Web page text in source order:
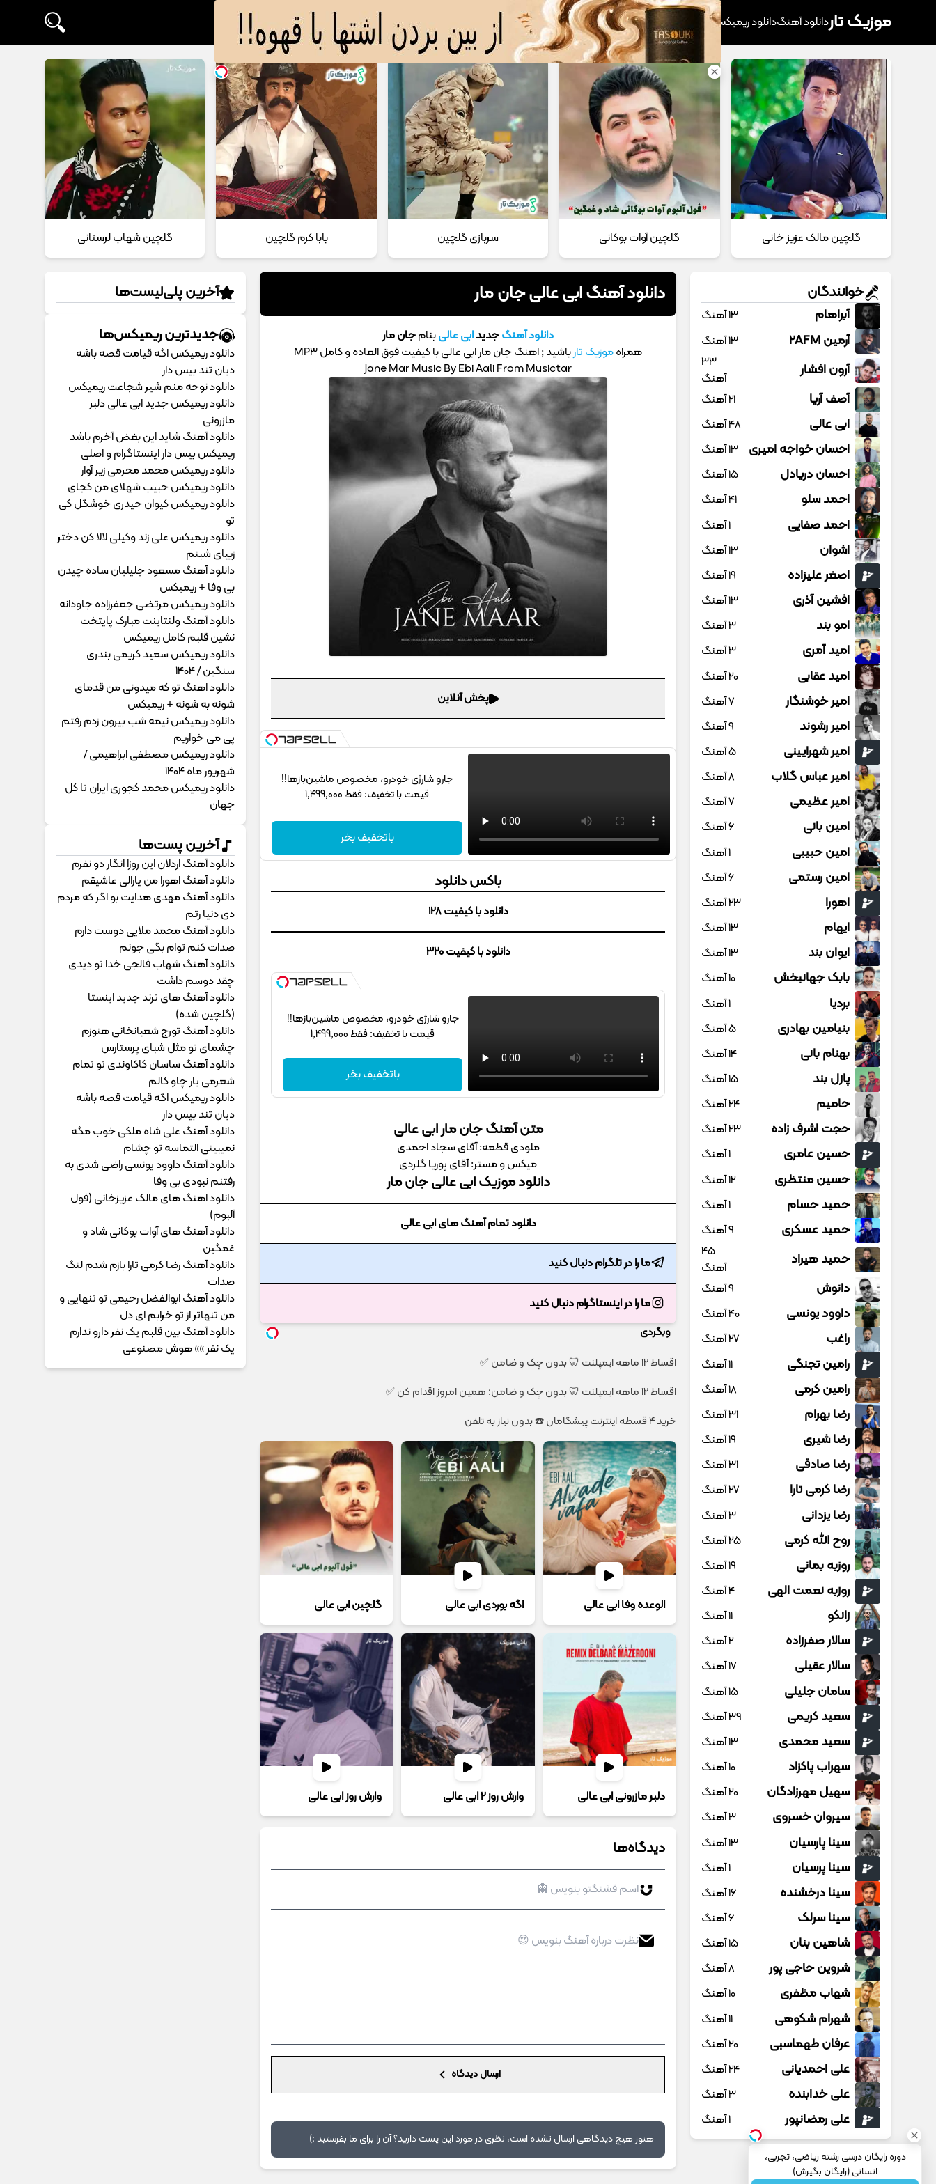
موزیک تاردانلود آهنگدانلود ریمیکسآهنگ پرطرفدار دانلود مداحیتماس با ما
گلچین مالک عزیز خانی گلچین آوات بوکانی سربازی گلچین بابا کرم گلچین گلچین شهاب لرستانی
دانلود آهنگ ابی عالی جان مار
دانلود آهنگجدیدابی عالیبنامجان مار
همراهموزیک تارباشید ; اهنگ جان مار ابی عالی با کیفیت فوق العاده و کامل MP3
Jane Mar Music By Ebi Aali From Musictar
پخش آنلاین
جارو شارژی خودرو، مخصوص ماشین‌باز‌ها!!
قیمت با تخفیف: فقط 1,499,000
باتخفیف بخر
باکس دانلود
دانلود با کیفیت 128
دانلود با کیفیت 320
جارو شارژی خودرو، مخصوص ماشین‌باز‌ها!!
قیمت با تخفیف: فقط 1,499,000
باتخفیف بخر
متن آهنگ جان مار ابی عالی
ملودی قطعه: آقای سجاد احمدی
میکس و مستر: آقای پوریا گلردی
دانلود موزیک ابی عالی جان مار
دانلود تمام آهنگ های ابی عالی
ما را در تلگرام دنبال کنید
ما را در اینستاگرام دنبال کنید
وبگردی
اقساط ۱۲ ماهه ایمپلنت 🦷 بدون چک و ضامن ✅
اقساط ۱۲ ماهه ایمپلنت 🦷 بدون چک و ضامن؛ همین امروز اقدام کن ✅
خرید 4 قسطه اینترنت پیشگامان ☎️ بدون نیاز به تلفن
الوعده وفا ابی عالی اگه بوردی ابی عالی گلچین ابی عالی
دلبر مازرونی ابی عالی وارش روز 2 ابی عالی وارش روز ابی عالی
دیدگاه‌ها
ارسال دیدگاه
هنوز هیچ دیدگاهی ارسال نشده است، نظری در مورد این پست دارید؟ آن را برای ما بفرستید ;)
خوانندگان
آبراهام 13 آهنگ
آرمین 2AFM 13 آهنگ
آرون افشار
33
آهنگ
آصف آریا 21 آهنگ
ابی عالی 48 آهنگ
احسان خواجه امیری 13 آهنگ
احسان دریادل 15 آهنگ
احمد سلو 41 آهنگ
احمد صفایی 1 آهنگ
اشوان 13 آهنگ
اصغر علیزاده 19 آهنگ
افشین آذری 13 آهنگ
امو بند 3 آهنگ
امید آمری 3 آهنگ
امید عقابی 20 آهنگ
امیر خوشنگار 7 آهنگ
امیر رشوند 9 آهنگ
امیر شهرایینی 5 آهنگ
امیر عباس گلاب 8 آهنگ
امیر عظیمی 7 آهنگ
امین بانی 6 آهنگ
امین حبیبی 1 آهنگ
امین رستمی 6 آهنگ
اهورا 23 آهنگ
ایهام 13 آهنگ
ایوان بند 13 آهنگ
بابک جهانبخش 10 آهنگ
بردیا 1 آهنگ
بنیامین بهادری 5 آهنگ
بهنام بانی 14 آهنگ
پازل بند 15 آهنگ
حامیم 24 آهنگ
حجت اشرف زاده 23 آهنگ
حسین عامری 1 آهنگ
حسین منتظری 12 آهنگ
حمید حسام 1 آهنگ
حمید عسکری 9 آهنگ
حمید هیراد
45
آهنگ
دانوش 9 آهنگ
داوود یونسی 40 آهنگ
راغب 27 آهنگ
رامین تجنگی 11 آهنگ
رامین کرمی 18 آهنگ
رضا بهرام 31 آهنگ
رضا شیری 19 آهنگ
رضا صادقی 31 آهنگ
رضا کرمی تارا 27 آهنگ
رضا یزدانی 3 آهنگ
روح الله کرمی 25 آهنگ
روزبه بمانی 19 آهنگ
روزبه نعمت الهی 4 آهنگ
زانکو 11 آهنگ
سالار صفرزاده 2 آهنگ
سالار عقیلی 17 آهنگ
سامان جلیلی 15 آهنگ
سعید کریمی 39 آهنگ
سعید محمدی 13 آهنگ
سهراب پاکزاد 10 آهنگ
سهیل مهرزادگان 20 آهنگ
سیروان خسروی 3 آهنگ
سینا پارسیان 13 آهنگ
سینا پرسیان 1 آهنگ
سینا درخشنده 16 آهنگ
سینا سرلک 6 آهنگ
شاهین بنان 15 آهنگ
شروین حاجی پور 8 آهنگ
شهاب مظفری 10 آهنگ
شهرام شکوهی 11 آهنگ
عرفان طهماسبی 20 آهنگ
علی احمدیانی 24 آهنگ
علی خدابنده 3 آهنگ
علی رمضانپور 1 آهنگ
علی زند وکیلی
علی عباسی
آخرین پلی‌لیست‌ها
جدیدترین ریمیکس‌ها
دانلود ریمیکس اگه قیامت قصه باشه
دیان تند بیس دار
دانلود نوحه منم شیر شجاعت ریمیکس
دانلود ریمیکس جدید ابی عالی دلبر
مازرونی
دانلود آهنگ شاید این بغض آخرم باشد
ریمیکس بیس دار اینستاگرام و اصلی
دانلود ریمیکس محمد محرمی زیر آوار
دانلود ریمیکس حبیب شهلای من کجای
دانلود ریمیکس کیوان حیدری خوشگل کی
تو
دانلود ریمیکس علی زند وکیلی لالا کن دختر
زیبای شبنم
دانلود آهنگ مسعود جلیلیان ساده چیدن
بی وفا + ریمیکس
دانلود ریمیکس مرتضی جعفرزاده جاودانه
دانلود آهنگ ولنتاینت مبارک پایتخت
نشین قلبم کامل ریمیکس
دانلود ریمیکس سعید کریمی بندری
سنگین / 1404
دانلود اهنگ تو که میدونی من قدمای
شونه به شونه + ریمیکس
دانلود ریمیکس نیمه شب بیرون زدم رفتم
پی می خواریم
دانلود ریمیکس مصطفی ابراهیمی /
شهریور ماه 1404
دانلود ریمیکس محمد کجوری ایران تا کل
جهان
آخرین پست‌ها
دانلود آهنگ اردلان این روزا انگار دو نفرم
دانلود آهنگ اهورا من یارالی عاشیقم
دانلود آهنگ مهدی هدایت بو اگر که مردم
دی دنیا رتم
دانلود آهنگ محمد ملایی دوﺳﺖ دارم
ﺻﺪات ﻛﻨﻢ ﺗﻮام ﺑﮕﻰ ﺟﻮﻧﻢ
دانلود آهنگ شهاب فالجی خدا تو دیدی
چقد دوسم داشت
دانلود آهنگ های ترند جدید اینستا
(گلچین شده)
دانلود آهنگ تورج شعبانخانی هنوزم
چشمای تو مثل شبای پرستارس
دانلود آهنگ ساسان کاکاوندی تو تمام
شعرمی یار چاو کالم
دانلود ریمیکس اگه قیامت قصه باشه
دیان تند بیس دار
دانلود آهنگ علی شاه ملکی خوب مگه
نمیبینی التماسه تو چشام
دانلود آهنگ داوود یونسی راﺿﻰ ﺷﺪی ﺑﻪ
رﻓﺘﻨﻢ ﻧﺒﻮدی ﺑﻰ وﻓﺎ
دانلود اهنگ های مالک عزیزخانی (فول
آلبوم)
دانلود آهنگ های آوات بوکانی شاد و
غمگین
دانلود آهنگ رضا کرمی تارا بازم شدم لنگ
صدات
دانلود آهنگ ابوالفضل رحیمی ﺗﻮ ﺗﻨﻬﺎﻳﻰ و
ﻣﻦ ﺗﻨﻬﺎﺗﺮ از ﺗﻮ ﺧﺮاﺑﻢ ای دل
دانلود آهنگ بین قلبم یک نفر دارو ندارم
یک نفر »» هوش مصنوعی
دوره رایگان درسی رشته ریاضی، تجربی،
انسانی (رایگان بگیرش)